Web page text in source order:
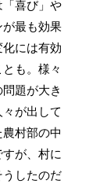
「喜び」や
が最も効果
には有効
も。様々
題が大き
が出して
村部の中
が、村に
したのだ